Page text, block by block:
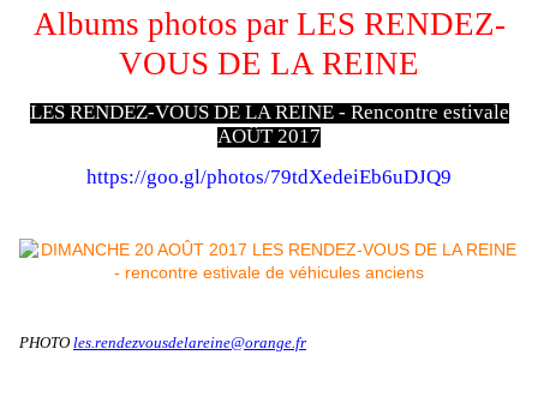
Albums photos par LES RENDEZ-
VOUS DE LA REINE
LES RENDEZ-VOUS DE LA REINE - Rencontre estivale
AOÛT 2017
https://goo.gl/photos/79tdXedeiEb6uDJQ9
PHOTO les.rendezvousdelareine@orange.fr